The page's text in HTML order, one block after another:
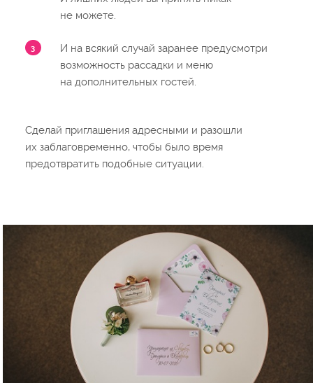
не можете.
И на всякий случай заранее предусмотри
возможность рассадки и меню
на дополнительных гостей.
Сделай приглашения адресными и разошли
их заблаговременно, чтобы было время
предотвратить подобные ситуации.